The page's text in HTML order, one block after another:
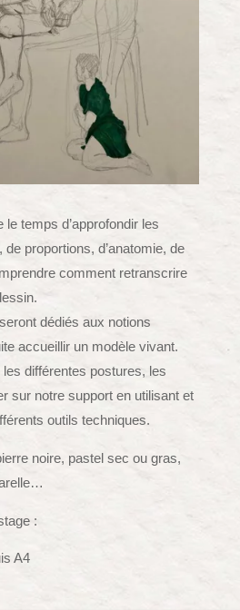
temps d’approfondir les
de proportions, d’anatomie, de
comment retranscrire
dédiés aux notions
accueillir un modèle vivant.
différentes postures, les
sur notre support en utilisant et
outils techniques.
noire, pastel sec ou gras,
:
A4